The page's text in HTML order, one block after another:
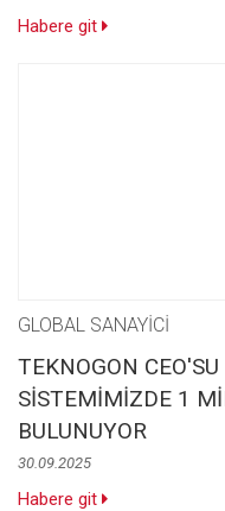
Habere git
GLOBAL SANAYİCİ
TEKNOGON
SİSTEMİMİZDE 1
BULUNUYOR
30.09.2025
Habere git